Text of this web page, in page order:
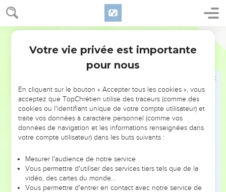
15
26 καὶ προσκαλεσάμενος ἕνα τῶν παίδων ἐπυνθάνετο
τί ἂν εἴη ταῦτα·
ὁ δὲ εἶπεν αὐτῷ ὅτι Ὁ ἀδελφός σου ἥκει, καὶ ἔθυσεν
ὁ πατήρ σου τὸν μόσχον τὸν σιτευτόν, ὅτι ὑγιαίνοντα
αὐτοῦ ἐξελθὼν παρεκάλει αὐτόν.
ὁ δὲ ἀποκριθεὶς εἶπεν τῷ πατρὶ αὐτοῦ· Ἰδοὺ
τοσαῦτα ἔτη δουλεύω σοι καὶ οὐδέποτε ἐντολήν σου
παρῆλθον, καὶ ἐμοὶ οὐδέποτε ἔδωκας ἔριφον ἵνα μετὰ
τῶν φίλων μου εὐφρανθῶ·
ὅτε δὲ ὁ υἱός σου οὗτος ὁ καταφαγών σου τὸν βίον
μετὰ πορνῶν ἦλθεν, ἔθυσας αὐτῷ τὸν σιτευτὸν
μόσχον.
Votre vie privée est importante
pour nous
En cliquant sur le bouton « Accepter tous les cookies », vous
acceptez que TopChrétien utilise des traceurs (comme des
cookies ou l'identifiant unique de votre compte utilisateur) et
traite vos données à caractère personnel (comme vos
données de navigation et les informations renseignées dans
votre compte utilisateur) dans les buts suivants :
Mesurer l'audience de notre service
Vous permettre d'utiliser des services tiers tels que de la
vidéo, des cartes du monde…
Vous permettre d'entrer en contact avec notre service de